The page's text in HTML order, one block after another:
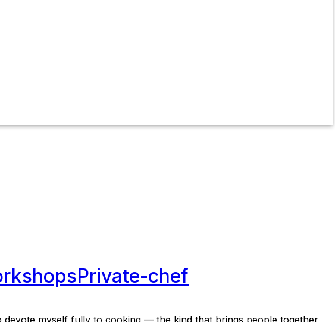
Private-chef
myself fully to cooking — the kind that brings people together,